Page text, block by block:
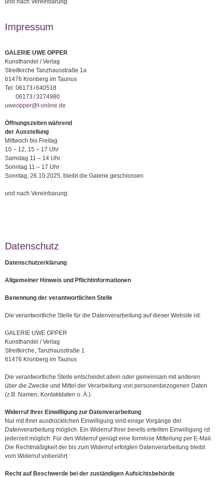
Impressum
GALERIE UWE OPPER
Kunsthandel / Verlag
Streitkirche Tanzhausstraße 1a
61476 Kronberg im Taunus
Tel: 06173 / 640518
06173 / 3274980
uweopper@t-online.de
Öffnungszeiten während
der Ausstellung
Mittwoch bis Freitag
10 – 12, 15 – 17 Uhr
Samstag 11 – 14 Uhr
Sonntag 11 – 17 Uhr
Sonntag, 26.10.2025, bleibt die Galerie geschlossen
und nach Vereinbarung.
Datenschutz
Datenschutzerklärung
Allgemeiner Hinweis und Pflichtinformationen
Benennung der verantwortlichen Stelle
Die verantwortliche Stelle für die Datenverarbeitung auf dieser Website ist:
GALERIE UWE OPPER
Kunsthandel / Verlag
Streitkirche, Tanzhausstraße 1
61476 Kronberg im Taunus
Die verantwortliche Stelle entscheidet allein oder gemeinsam mit anderen
über die Zwecke und Mittel der Verarbeitung von personenbezogenen Daten
(z.B. Namen, Kontaktdaten o. Ä.).
Widerruf Ihrer Einwilligung zur Datenverarbeitung
Nur mit Ihrer ausdrücklichen Einwilligung sind einige Vorgänge der
Datenverarbeitung möglich. Ein Widerruf Ihrer bereits erteilten Einwilligung ist
jederzeit möglich. Für den Widerruf genügt eine formlose Mitteilung per E-Mail.
Die Rechtmäßigkeit der bis zum Widerruf erfolgten Datenverarbeitung bleibt
vom Widerruf unberührt.
Recht auf Beschwerde bei der zuständigen Aufsichtsbehörde